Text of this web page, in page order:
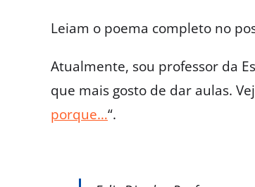
Leiam o poema completo no
Atualmente, sou professor da
que mais gosto de dar aulas.
porque…“.